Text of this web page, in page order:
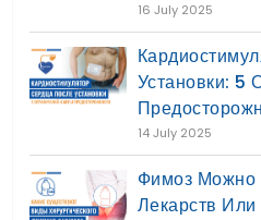
16 July 2025
Установки: 5
14 July 2025
Фимоз
Лекарств